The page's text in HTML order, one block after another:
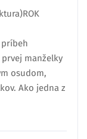
príbeh
manželky
osudom,
Ako jedna z